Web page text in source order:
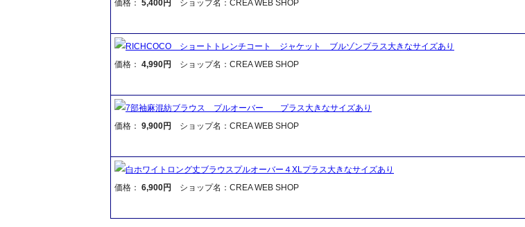
価格： 5,400円 ショップ名：CREA WEB SHOP
RICHCOCO ショートトレンチコート ジャケット ブルゾンプラス大きなサイズあり
価格： 4,990円 ショップ名：CREA WEB SHOP
7部袖麻混紡ブラウス プルオーバー プラス大きなサイズあり
価格： 9,900円 ショップ名：CREA WEB SHOP
白ホワイトロング丈ブラウスプルオーバー４XLプラス大きなサイズあり
価格： 6,900円 ショップ名：CREA WEB SHOP